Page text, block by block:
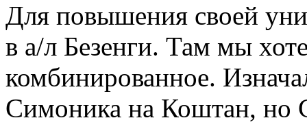
Для повышения своей
в а/л Безенги. Там мы
комбинированное.
Симоника на Коштан, но